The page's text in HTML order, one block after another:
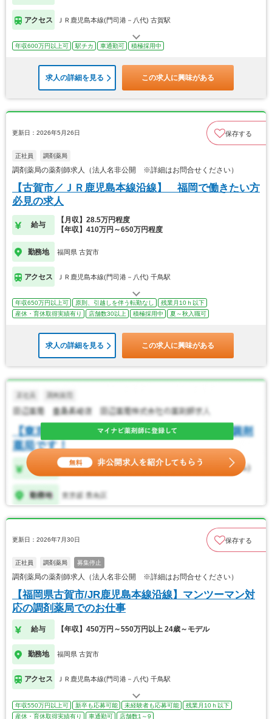
アクセス ＪＲ鹿児島本線(門司港－八代) 古賀駅
年収600万円以上可 駅チカ 車通勤可 積極採用中
求人の詳細を見る この求人に興味がある
更新日：2026年5月26日 保存する
正社員 調剤薬局
調剤薬局の薬剤師求人（法人名非公開 ※詳細はお問合せください）
【古賀市／ＪＲ鹿児島本線沿線】 福岡で働きたい方
必見の求人
給与
【月収】28.5万円程度
【年収】410万円～650万円程度
勤務地 福岡県 古賀市
アクセス ＪＲ鹿児島本線(門司港－八代) 千鳥駅
年収650万円以上可 原則、引越しを伴う転勤なし
残業月10ｈ以下
産休・育休取得実績有り
店舗数30以上 積極採用中 夏～秋入職可
求人の詳細を見る この求人に興味がある
更新日：2026年7月30日 保存する
正社員 調剤薬局 募集停止
調剤薬局の薬剤師求人（法人名非公開 ※詳細はお問合せください）
【福岡県古賀市/JR鹿児島本線沿線】マンツーマン対
応の調剤薬局でのお仕事
給与 【年収】450万円～550万円以上 24歳～モデル
勤務地 福岡県 古賀市
アクセス ＪＲ鹿児島本線(門司港－八代) 千鳥駅
年収550万円以上可 新卒も応募可能 未経験者も応募可能
残業月10ｈ以下
産休・育休取得実績有り
車通勤可 店舗数1～9